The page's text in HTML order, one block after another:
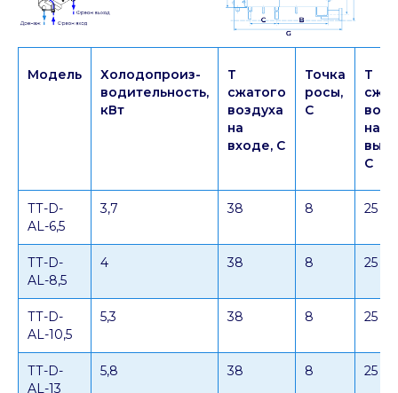
Модель
Холодопроиз-
водительность,
кВт
Т
сжатого
воздуха
на
входе, C
Точка
росы,
C
Т
на
C
ТТ-D-
AL-6,5
3,7 38 8 25
ТТ-D-
AL-8,5
4 38 8 25
ТТ-D-
AL-10,5
5,3 38 8 25
ТТ-D-
AL-13
5,8 38 8 25